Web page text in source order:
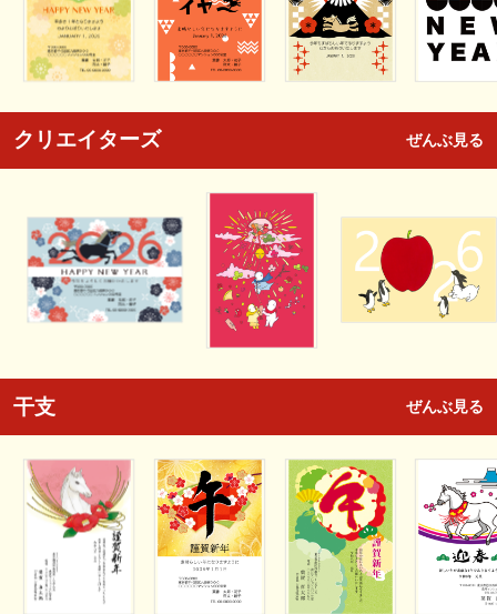
クリエイターズ ぜんぶ見る
干支 ぜんぶ見る